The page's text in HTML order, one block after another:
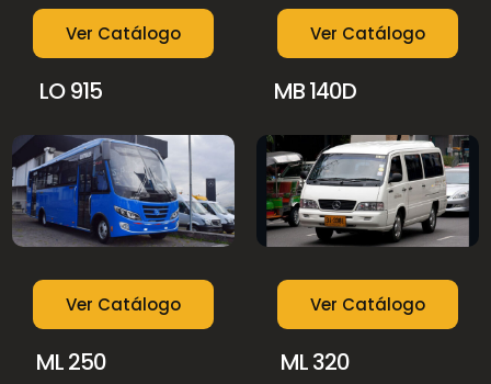
Ver Catálogo Ver Catálogo
LO 915
Ver Catálogo
MB 140D
Ver Catálogo
ML 250 ML 320